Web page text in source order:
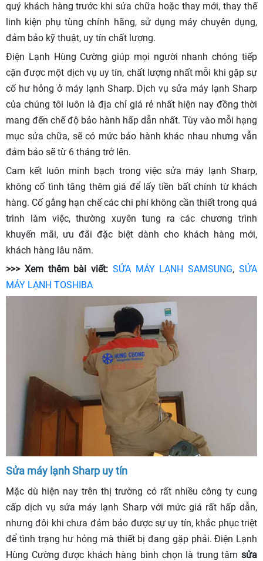
quý khách hàng trước khi sửa chữa hoặc thay mới, thay thế
linh kiện phụ tùng chính hãng, sử dụng máy chuyên dụng,
đảm bảo kỹ thuật, uy tín chất lượng.
Điện Lạnh Hùng Cường giúp mọi người nhanh chóng tiếp
cận được một dịch vụ uy tín, chất lượng nhất mỗi khi gặp sự
cố hư hỏng ở máy lạnh Sharp. Dịch vụ sửa máy lạnh Sharp
của chúng tôi luôn là địa chỉ giá rẻ nhất hiện nay đồng thời
mang đến chế độ bảo hành hấp dẫn nhất. Tùy vào mỗi hạng
mục sửa chữa, sẽ có mức bảo hành khác nhau nhưng vẫn
đảm bảo sẽ từ 6 tháng trở lên.
Cam kết luôn minh bạch trong việc sửa máy lạnh Sharp,
không cố tình tăng thêm giá để lấy tiền bất chính từ khách
hàng. Cố gắng hạn chế các chi phí không cần thiết trong quá
trình làm việc, thường xuyên tung ra các chương trình
khuyến mãi, ưu đãi đặc biệt dành cho khách hàng mới,
khách hàng lâu năm.
>>> Xem thêm bài viết: SỬA MÁY LẠNH SAMSUNG,SỬA
MÁY LẠNH TOSHIBA
Sửa máy lạnh Sharp uy tín
Mặc dù hiện nay trên thị trường có rất nhiều công ty cung
cấp dịch vụ sửa máy lạnh Sharp với mức giá rất hấp dẫn,
nhưng đôi khi chưa đảm bảo được sự uy tín, khắc phục triệt
để tình trạng hư hỏng mà thiết bị đang gặp phải. Điện Lạnh
Hùng Cường được khách hàng bình chọn là trung tâm sửa